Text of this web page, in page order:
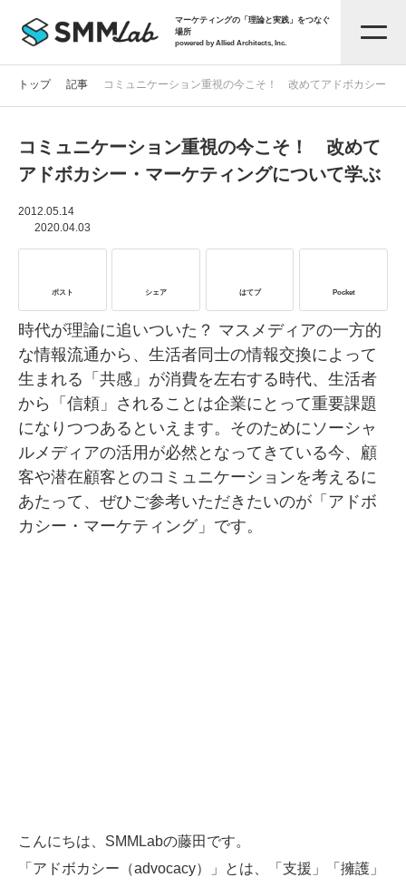
マーケティングの「理論と実践」をつなぐ
場所
powered by Allied Architects, Inc.
記事一覧
お役立ち資料
サービス資料
SMMLabについて
トップ 記事 コミュニケーション重視の今こそ！ 改めてアドボカシー・
コミュニケーション重視の今こそ！ 改めて
アドボカシー・マーケティングについて学ぶ
2012.05.14
2020.04.03
ポスト シェア はてブ Pocket
時代が理論に追いついた？ マスメディアの一方的
な情報流通から、生活者同士の情報交換によって
生まれる「共感」が消費を左右する時代、生活者
から「信頼」されることは企業にとって重要課題
になりつつあるといえます。そのためにソーシャ
ルメディアの活用が必然となってきている今、顧
客や潜在顧客とのコミュニケーションを考えるに
あたって、ぜひご参考いただきたいのが「アドボ
カシー・マーケティング」です。
こんにちは、SMMLabの藤田です。
「アドボカシー（advocacy）」とは、「支援」「擁護」